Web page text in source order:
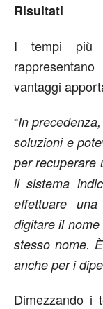
Risultati
I tempi più
vantaggi
“In
soluzioni e
per recuperare
il sistema
effettuare
digitare il
stesso nome.
anche per i
Dimezzando i